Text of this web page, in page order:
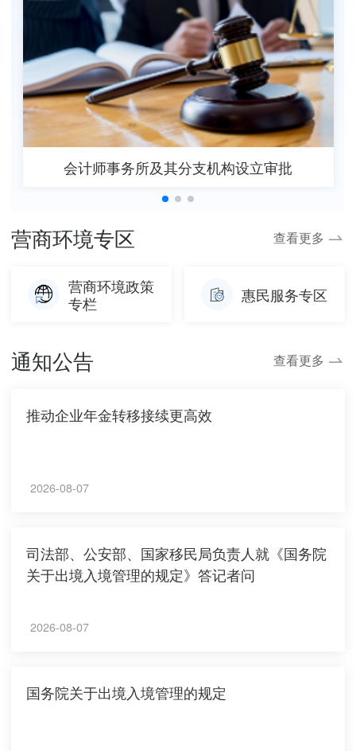
会计师事务所及其分支机构设立审批
营商环境专区 查看更多
营商环境政策
专栏
惠民服务专区
通知公告 查看更多
推动企业年金转移接续更高效
2026-08-07
司法部、公安部、国家移民局负责人就《国务院
关于出境入境管理的规定》答记者问
2026-08-07
国务院关于出境入境管理的规定